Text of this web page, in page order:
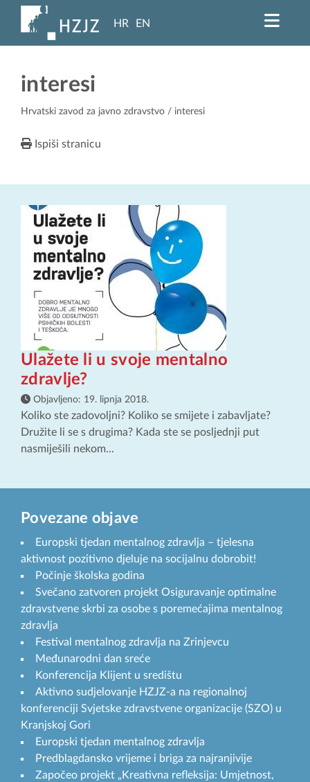
HR EN
interesi
Hrvatski zavod za javno zdravstvo / interesi
Ispiši stranicu
Ulažete li u svoje mentalno
zdravlje?
Objavljeno: 19. lipnja 2018.
Koliko ste zadovoljni? Koliko se smijete i zabavljate?
Družite li se s drugima? Kada ste se posljednji put
nasmiješili nekom...
Povezane objave
Europski tjedan mentalnog zdravlja – tjelesna
aktivnost pozitivno djeluje na socijalnu dobrobit!
Počinje školska godina
Svečano zatvoren projekt Osiguravanje optimalne
zdravstvene skrbi za osobe s poremećajima mentalnog
zdravlja
Festival mentalnog zdravlja na Zrinjevcu
Međunarodni dan sreće
Konferencija Klijent u središtu
Aktivno sudjelovanje HZJZ-a na regionalnoj
konferenciji Svjetske zdravstvene organizacije (SZO) u
Kranjskoj Gori
Europski tjedan mentalnog zdravlja
Predblagdansko vrijeme i briga za najranjivije
Započeo projekt „Kreativna refleksija: Umjetnost,